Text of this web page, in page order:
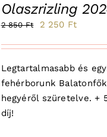
Olaszrizling
2 850Ft
Original
2
850 Ft.
2 250 FtCurrent
2
250 Ft.
Legtartalmasabb és
fehérborunk
hegyéről szüretelve. +
díj!